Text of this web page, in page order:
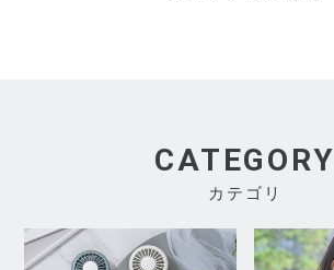
CATEGORY
カテゴリ